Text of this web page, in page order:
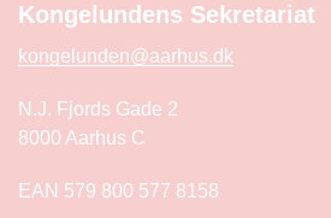
Kongelundens Sekretariat
kongelunden@aarhus.dk
N.J. Fjords Gade 2
8000 Aarhus C
EAN 579 800 577 8158